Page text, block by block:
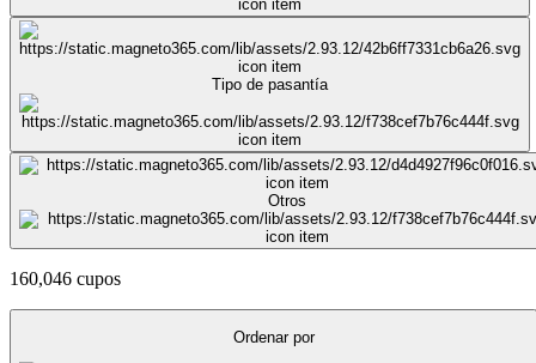
Tipo de pasantía
Otros
160,046 cupos
Ordenar por